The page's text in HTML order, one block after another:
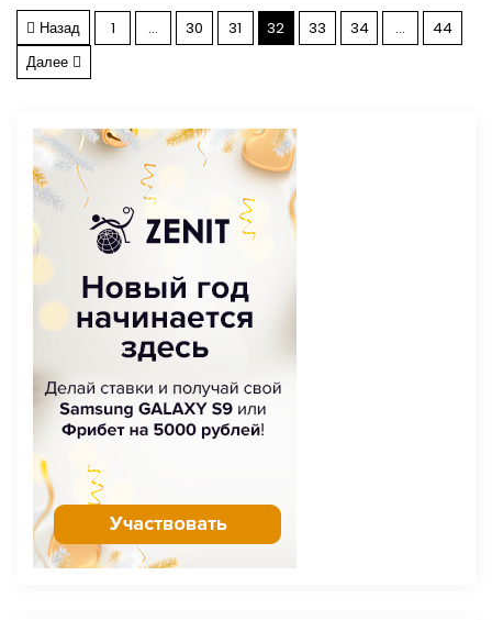
П
г
и
н
а
ц
и
я
Назад 1 … 30 31 32 33 34 …
44
Далее